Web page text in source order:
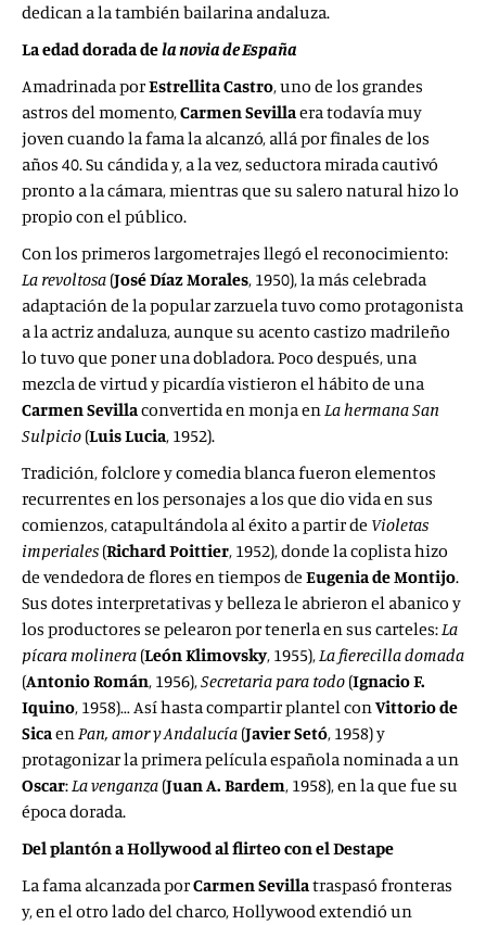
dedican a la también bailarina andaluza.
La edad dorada dela novia de España
Amadrinada porEstrellita Castro, uno de los grandes
astros del momento,Carmen Sevillaera todavía muy
joven cuando la fama la alcanzó, allá por finales de los
años 40. Su cándida y, a la vez, seductora mirada cautivó
pronto a la cámara, mientras que su salero natural hizo lo
propio con el público.
Con los primeros largometrajes llegó el reconocimiento:
La revoltosa (José Díaz Morales, 1950), la más celebrada
adaptación de la popular zarzuela tuvo como protagonista
a la actriz andaluza, aunque su acento castizo madrileño
lo tuvo que poner una dobladora. Poco después, una
mezcla de virtud y picardía vistieron el hábito de una
Carmen Sevillaconvertida en monja enLa hermana San
Sulpicio (Luis Lucia, 1952).
Tradición, folclore y comedia blanca fueron elementos
recurrentes en los personajes a los que dio vida en sus
comienzos, catapultándola al éxito a partir de Violetas
imperiales (Richard Poittier, 1952), donde la coplista hizo
de vendedora de flores en tiempos de Eugenia de Montijo.
Sus dotes interpretativas y belleza le abrieron el abanico y
los productores se pelearon por tenerla en sus carteles:La
pícara molinera (León Klimovsky, 1955),La fierecilla domada
(Antonio Román, 1956),Secretaria para todo (Ignacio F.
Iquino, 1958)… Así hasta compartir plantel conVittorio de
SicaenPan, amor y Andalucía (Javier Setó, 1958) y
protagonizar la primera película española nominada a un
Oscar:La venganza (Juan A. Bardem, 1958), en la que fue su
época dorada.
Del plantón a Hollywood al flirteo con el Destape
La fama alcanzada porCarmen Sevillatraspasó fronteras
y, en el otro lado del charco, Hollywood extendió un